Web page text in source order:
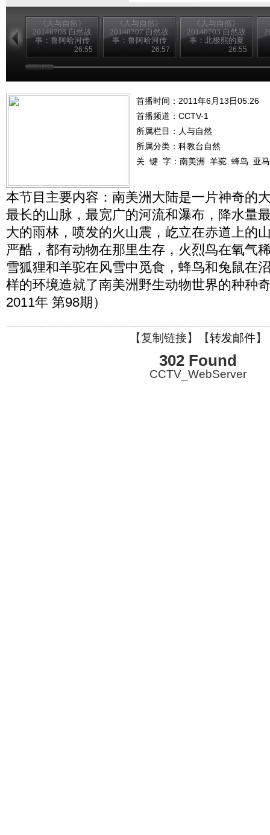
《人与自然》
20140708 自然故
事：鲁阿哈河传
奇（下）26:55
《人与自然》
20140707 自然故
事：鲁阿哈河传
奇（上）26:57
《人与自然》
20140703 自然故
事：北极熊的夏
天—母与子26:55
首播时间：2011年6月13日05:26
首播频道： CCTV-1
所属栏目： 人与自然
所属分类：科教台自然
关 键 字： 南美洲 羊驼 蜂鸟 亚
本节目主要内容：南美洲大陆是一片神奇的
最长的山脉，最宽广的河流和瀑布，降水量
大的雨林，喷发的火山震，屹立在赤道上的
严酷，都有动物在那里生存，火烈鸟在氧气
雪狐狸和羊驼在风雪中觅食，蜂鸟和兔鼠在
样的环境造就了南美洲野生动物世界的种种
2011年 第98期）
【复制链接】【转发邮件】
302 Found
CCTV_WebServer